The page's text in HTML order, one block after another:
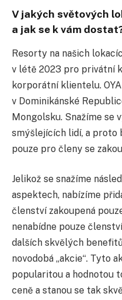
V jakých světových
a jak se k vám
Resorty na našich
v létě 2023 pro privátní
korporátní klientelu.
v Dominikánské
Mongolsku. Snažíme se
smýšlejících lidí, a proto
pouze pro členy se
Jelikož se snažíme
aspektech, nabízíme
členství zakoupená
nenabídne pouze
dalších skvělých
novodobá „akcie“. Tyto
popularitou a hodnotou
ceně a stanou se tak